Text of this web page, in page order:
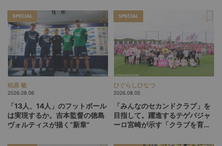
SPECIAL
柏原 敏
2026.08.06
「13人、14人」のフットボール
は実現するか。吉本監督の徳島
ヴォルティスが描く“新章”
SPECIAL
ひぐらしひなつ
2026.08.05
「みんなのセカンドクラブ」を
目指して。躍進するテゲバジャ
ーロ宮崎が示す「クラブを育て